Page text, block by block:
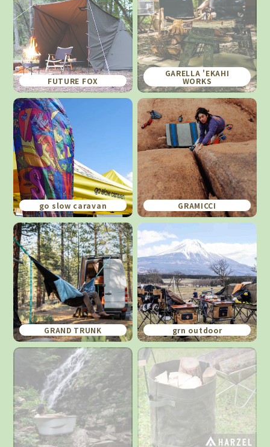
FUTURE FOX
GARELLA 'EKAHI
WORKS
go slow caravan GRAMICCI
GRAND TRUNK grn outdoor